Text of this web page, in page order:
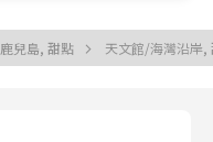
鹿兒島, 甜點 天文館/海灣沿岸,